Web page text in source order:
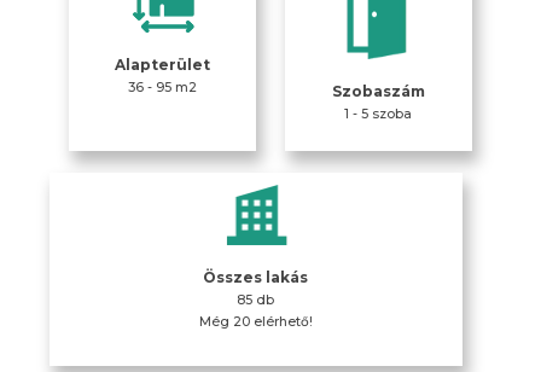
Alapterület
36 - 95 m2 Szobaszám
1 - 5 szoba
Összes lakás
85 db
Még 20 elérhető!